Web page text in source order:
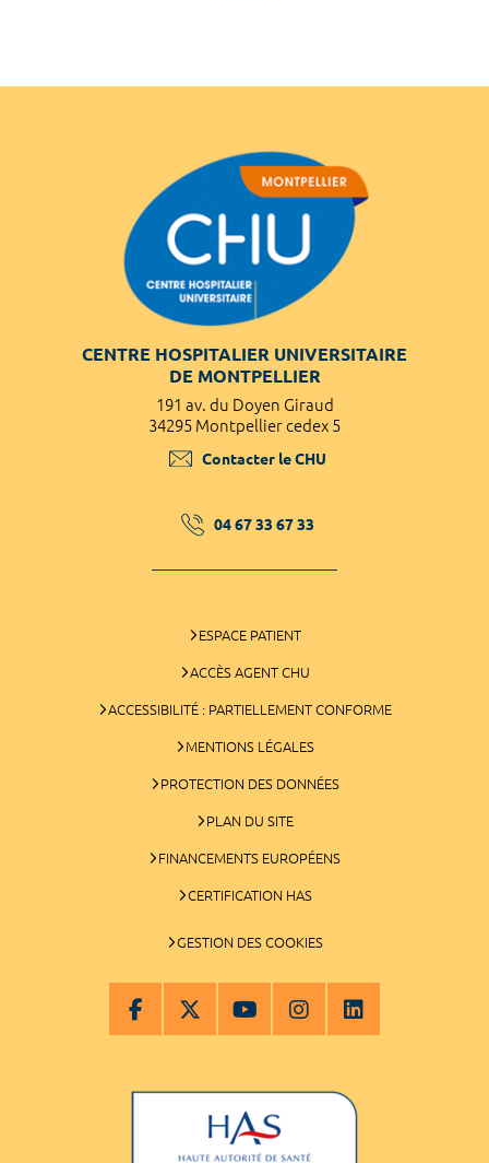
CENTRE HOSPITALIER UNIVERSITAIRE
DE MONTPELLIER
191 av. du Doyen Giraud
34295 Montpellier cedex 5
Contacter le CHU
04 67 33 67 33
ESPACE PATIENT
ACCÈS AGENT CHU
ACCESSIBILITÉ : PARTIELLEMENT CONFORME
MENTIONS LÉGALES
PROTECTION DES DONNÉES
PLAN DU SITE
FINANCEMENTS EUROPÉENS
CERTIFICATION HAS
GESTION DES COOKIES